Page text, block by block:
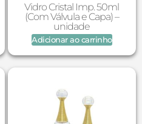
Vidro Cristal Imp. 50ml
(Com Válvula e Capa) –
unidade
Adicionar ao carrinho